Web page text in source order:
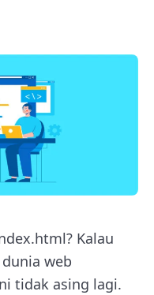
Kalau
web
tidak asing lagi.